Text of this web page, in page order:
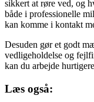
sikkert at røre ved, og
både i professionelle
kan komme i kontakt
Desuden gør et godt
vedligeholdelse og
kan du arbejde
Læs også: